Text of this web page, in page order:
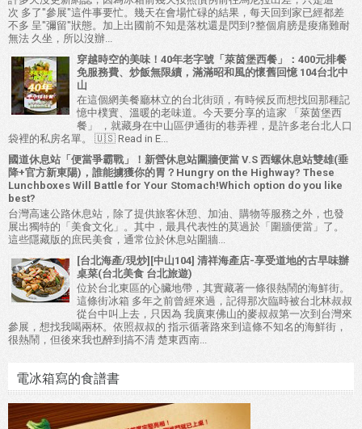
次 多了"參展"這件事要忙。幾天在會場忙碌的結果，每天回到家已經都差
不多 呈"彌留"狀態。加上出國前不知是落枕還是閃到?整個肩膀是痠痛難耐
無法 久坐，所以沒辦...
穿越時空的美味！40年老字號「萊茵堡西餐」：400元排餐
免服務費、炒飯無限續，滿滿昭和風的懷舊回憶 104台北中
山
在這個網美餐廳林立的台北街頭，有時候反而想找回那種記
憶中樸實、溫暖的老味道。今天要分享的這家 「萊茵堡西
餐」 ，就藏身在中山區伊通街的巷弄裡，是許多老台北人口
袋裡的私房名單。 🇺🇸 Read in E...
國道休息站「便當爭霸戰」！新營休息站圍牆便當 V.S 西螺休息站雙雄(垂
降+官方新東陽)，誰能擄獲你的胃？Hungry on the Highway? These
Lunchboxes Will Battle for Your Stomach!Which option do you like
best?
台灣高速公路休息站，除了提供旅客休憩、加油、購物等服務之外，也發
展出獨特的「美食文化」。其中，最具代表性的莫過於「圍牆便當」了。
這些隱藏版的庶民美食，通常位於休息站圍牆...
[台北海產/現炒][中山104] 清祥海產店-享受道地的古早味辦
桌菜(台北美食 台北旅遊)
位於台北東區的心臟地帶，其實藏著一條很熱鬧的海鮮街。
這條街冰箱 多年之前曾經來過，記得那次臨時被台北林叔叔
從台中叫上去，只因為 我廣東佛山的麥叔叔第一次到台灣來
參展，想找我喝兩杯。依照叔叔的 指示循著路來到這條不知名的海鮮街，
很熱鬧，但後來我也醉到搞不清 楚東西南...
電冰箱寫的食譜書